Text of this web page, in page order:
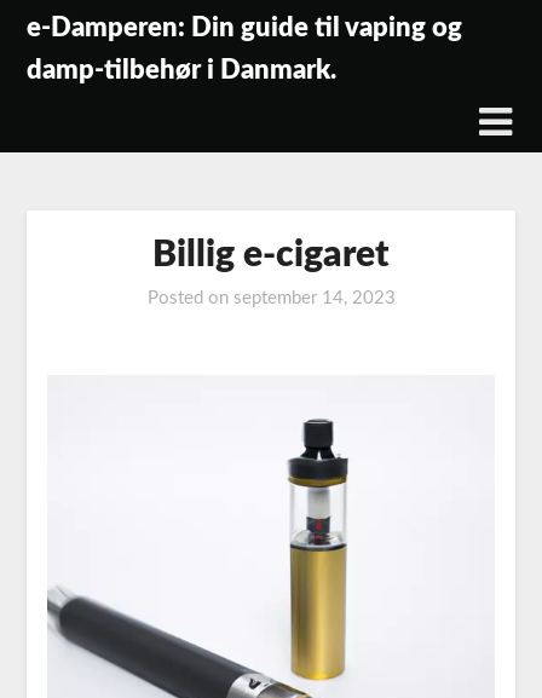
content
e-Damperen: Din guide til vaping og
damp-tilbehør i Danmark.
Billig e-cigaret
Posted on september 14, 2023